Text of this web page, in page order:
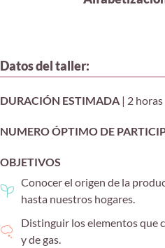
Datos del taller:
DURACIÓN ESTIMADA | 2 horas
NUMERO ÓPTIMO DE
OBJETIVOS
Conocer el origen de la
hasta nuestros hogares.
Distinguir los elementos que
y de gas.